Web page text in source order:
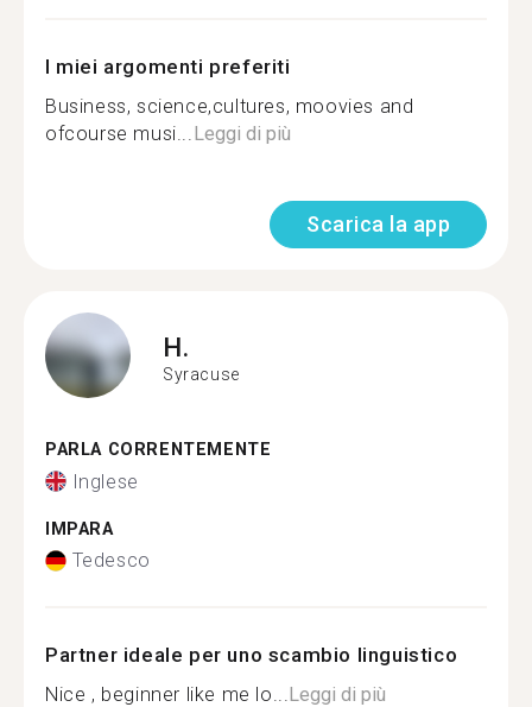
I miei argomenti preferiti
Business, science,cultures, moovies and
ofcourse musi...Leggi di più
Scarica la app
H.
Syracuse
PARLA CORRENTEMENTE
Inglese
IMPARA
Tedesco
Partner ideale per uno scambio linguistico
Nice , beginner like me lo...Leggi di più